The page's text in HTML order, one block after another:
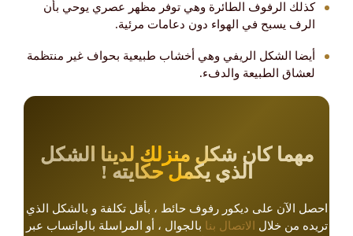
​كذلك الرفوف الطائرة وهي توفر مظهر عصري يوحي بأن
الرف يسبح في الهواء دون دعامات مرئية.
​أيضا الشكل الريفي وهي أخشاب طبيعية بحواف غير منتظمة
لعشاق الطبيعة والدفء.
​مهما كان شكل منزلك لدينا الشكل
الذي يكمل حكايته !
احصل الآن على ديكور رفوف حائط ، بأقل تكلفة و بالشكل الذي
تريده من خلال
الاتصال بنا بالجوال ، أو المراسلة بالواتساب عبر